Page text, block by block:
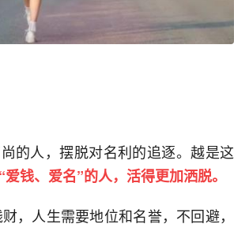
的人，摆脱对名利的追逐。越是这
钱、爱名”的人，活得更加洒脱。
，人生需要地位和名誉，不回避，